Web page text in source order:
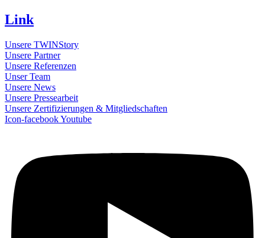
Link
Unsere TWINStory
Unsere Partner
Unsere Referenzen
Unser Team
Unsere News
Unsere Pressearbeit
Unsere Zertifizierungen & Mitgliedschaften
Icon-facebookYoutube